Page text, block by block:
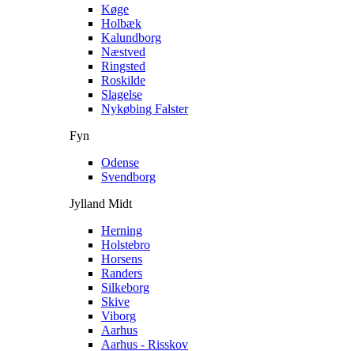
Køge
Holbæk
Kalundborg
Næstved
Ringsted
Roskilde
Slagelse
Nykøbing Falster
Fyn
Odense
Svendborg
Jylland Midt
Herning
Holstebro
Horsens
Randers
Silkeborg
Skive
Viborg
Aarhus
Aarhus - Risskov